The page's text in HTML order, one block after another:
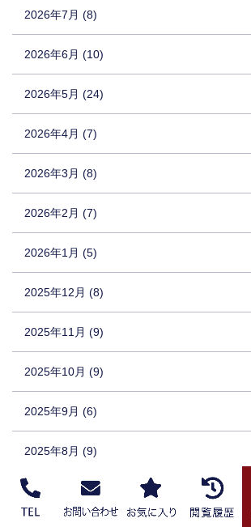
2026年7月 (8)
2026年6月 (10)
2026年5月 (24)
2026年4月 (7)
2026年3月 (8)
2026年2月 (7)
2026年1月 (5)
2025年12月 (8)
2025年11月 (9)
2025年10月 (9)
2025年9月 (6)
2025年8月 (9)
2025年7月 (9)